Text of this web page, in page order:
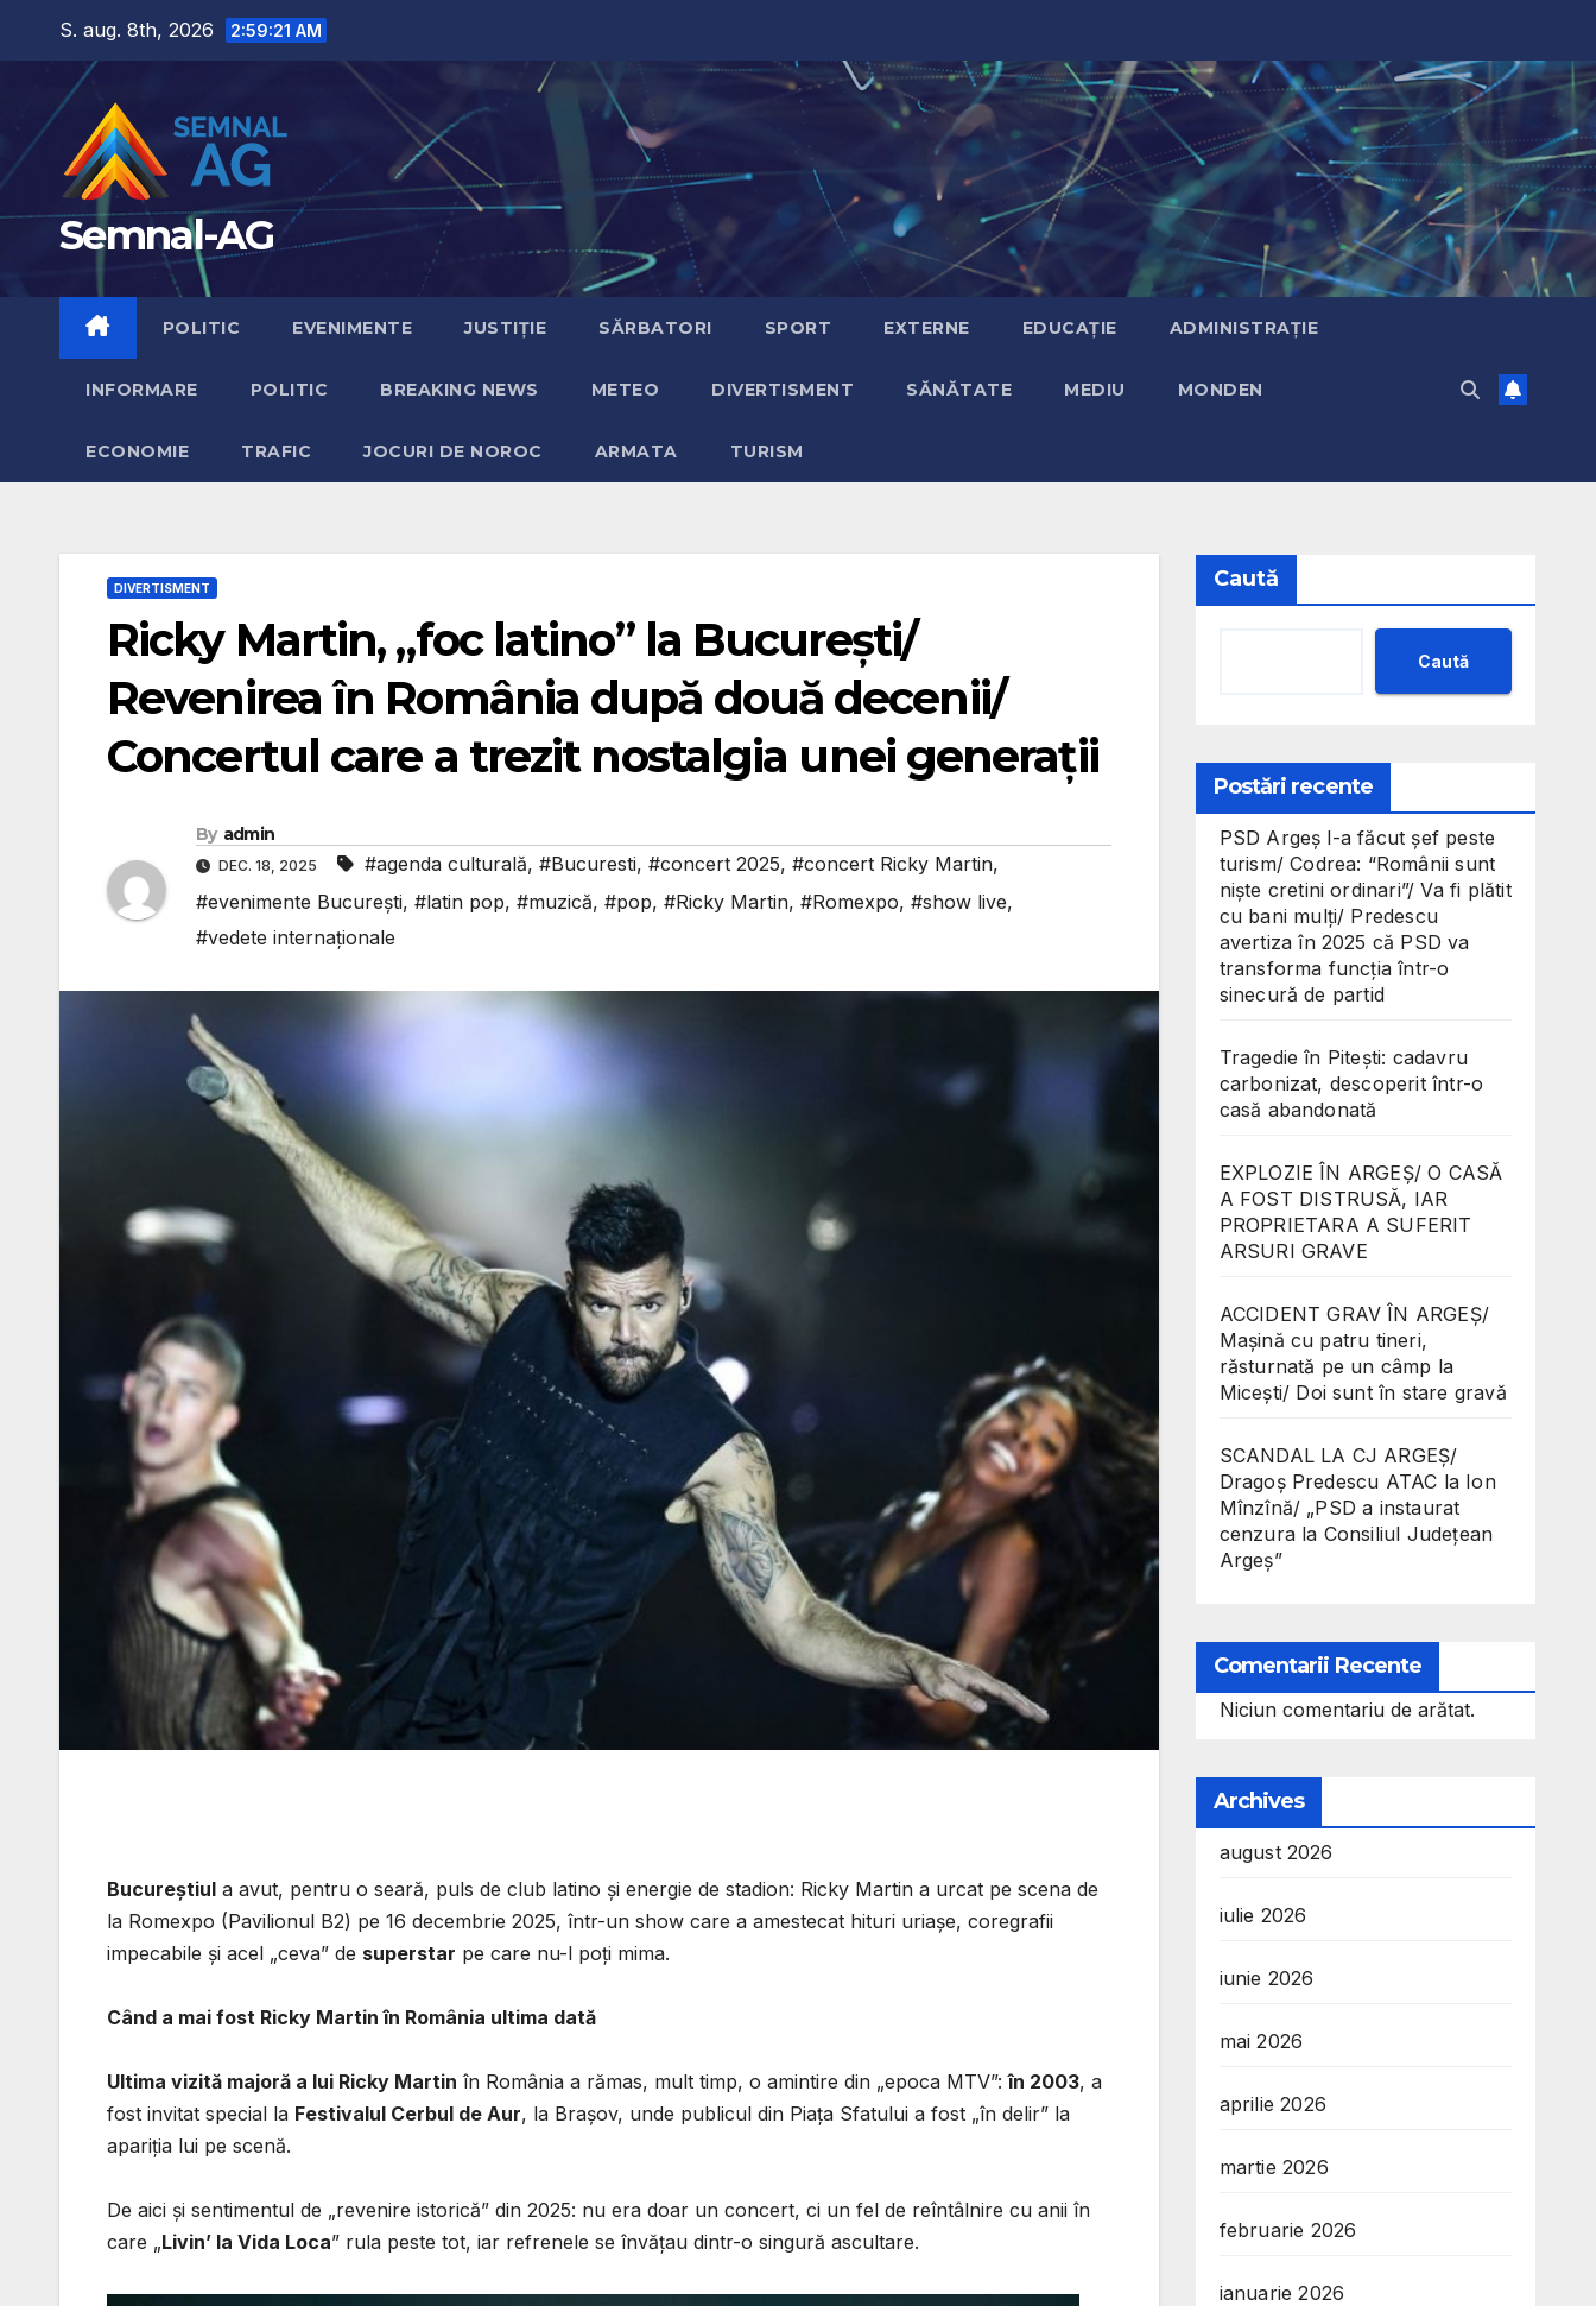
S. aug. 8th, 2026 2:59:23 AM
Semnal-AG
POLITIC EVENIMENTE JUSTIȚIE SĂRBATORI SPORT EXTERNE EDUCAȚIE ADMINISTRAȚIE
INFORMARE POLITIC BREAKING NEWS METEO DIVERTISMENT SĂNĂTATE MEDIU MONDEN
ECONOMIE TRAFIC JOCURI DE NOROC ARMATA TURISM
DIVERTISMENT
Ricky Martin, „foc latino” la București/
Revenirea în România după două decenii/
Concertul care a trezit nostalgia unei generații
By admin
DEC. 18, 2025 #agenda culturală, #Bucuresti, #concert 2025, #concert Ricky Martin,
#evenimente București, #latin pop, #muzică, #pop, #Ricky Martin, #Romexpo, #show live,
#vedete internaționale
Bucureștiul a avut, pentru o seară, puls de club latino și energie de stadion: Ricky Martin a urcat pe scena de
la Romexpo (Pavilionul B2) pe 16 decembrie 2025, într-un show care a amestecat hituri uriașe, coregrafii
impecabile și acel „ceva” de superstar pe care nu-l poți mima.
Când a mai fost Ricky Martin în România ultima dată
Ultima vizită majoră a lui Ricky Martin în România a rămas, mult timp, o amintire din „epoca MTV”:în 2003, a
fost invitat special la Festivalul Cerbul de Aur, la Brașov, unde publicul din Piața Sfatului a fost „în delir” la
apariția lui pe scenă.
De aici și sentimentul de „revenire istorică” din 2025: nu era doar un concert, ci un fel de reîntâlnire cu anii în
care „Livin’ la Vida Loca” rula peste tot, iar refrenele se învățau dintr-o singură ascultare.
Caută
Caută
Postări recente
PSD Argeș l-a făcut șef peste
turism/ Codrea: “Românii sunt
niște cretini ordinari”/ Va fi plătit
cu bani mulți/ Predescu
avertiza în 2025 că PSD va
transforma funcția într-o
sinecură de partid
Tragedie în Pitești: cadavru
carbonizat, descoperit într-o
casă abandonată
EXPLOZIE ÎN ARGEȘ/ O CASĂ
A FOST DISTRUSĂ, IAR
PROPRIETARA A SUFERIT
ARSURI GRAVE
ACCIDENT GRAV ÎN ARGEȘ/
Mașină cu patru tineri,
răsturnată pe un câmp la
Micești/ Doi sunt în stare gravă
SCANDAL LA CJ ARGEȘ/
Dragoș Predescu ATAC la Ion
Mînzînă/ „PSD a instaurat
cenzura la Consiliul Județean
Argeș”
Comentarii Recente
Niciun comentariu de arătat.
Archives
august 2026
iulie 2026
iunie 2026
mai 2026
aprilie 2026
martie 2026
februarie 2026
ianuarie 2026